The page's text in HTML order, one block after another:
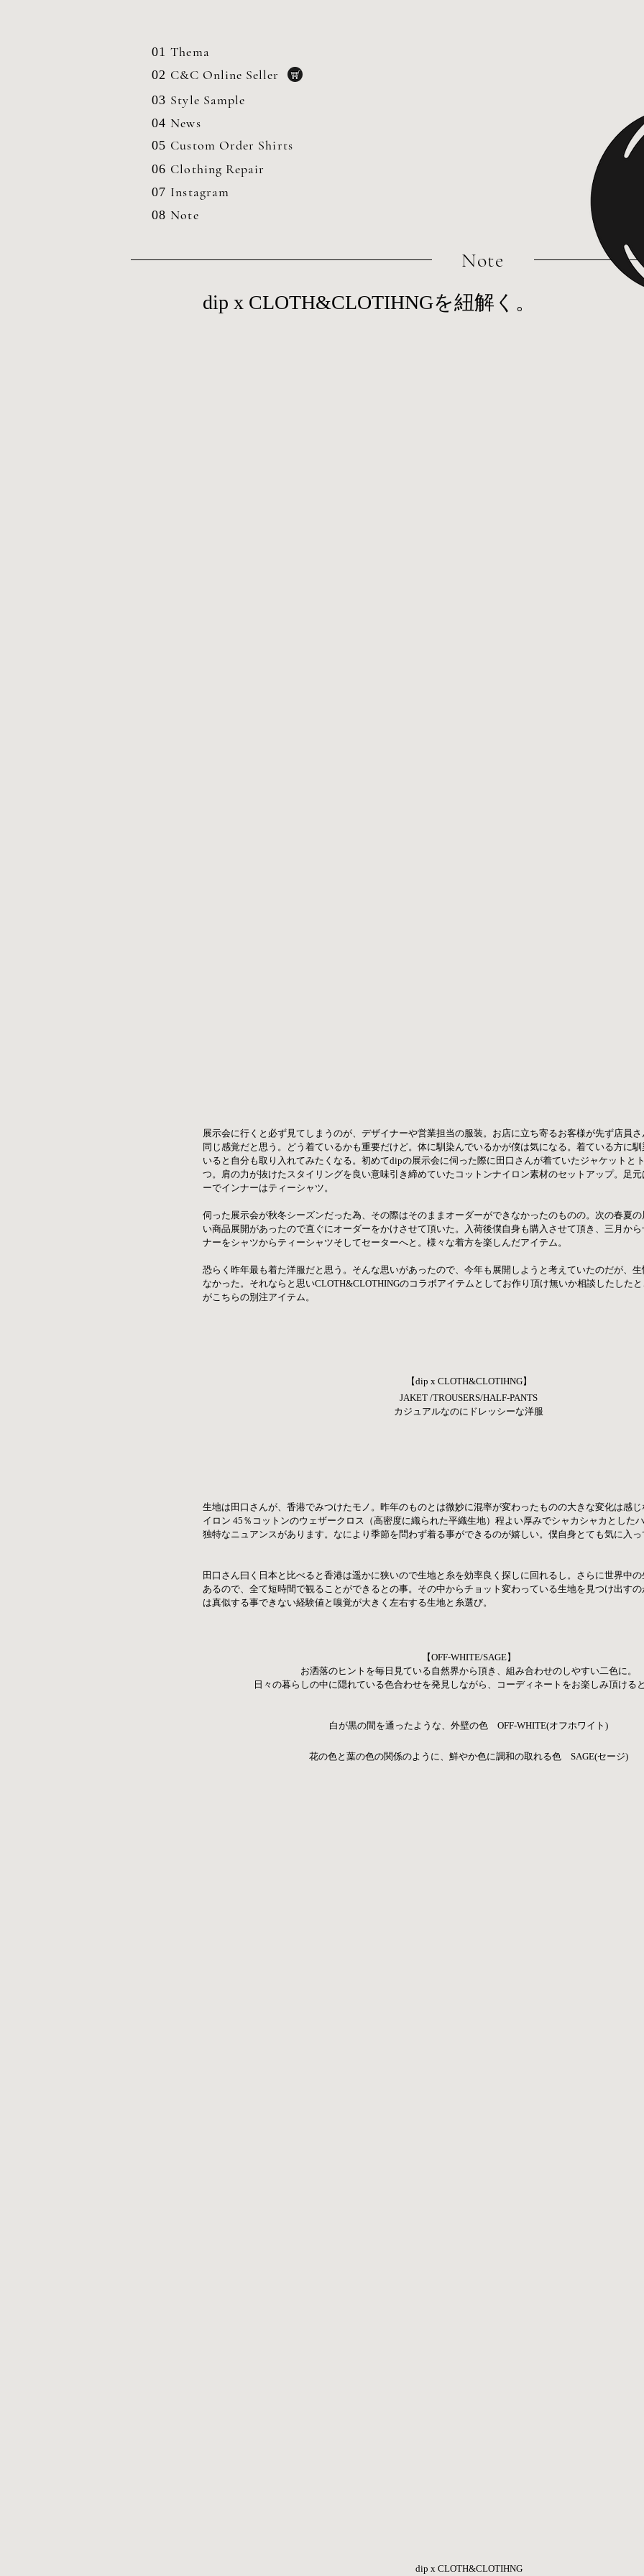
01 Thema
02 C&C Online Seller
03 Style Sample
04 News
05 Custom Order Shirts
06 Clothing Repair
07 Instagram
08 Note
​Note
dip x CLOTH&CLOTIHNGを紐解く。
展示会に行くと必ず見てしまうのが、デザイナーや営業担当の服装。お店に立ち寄るお客様が先ず店員さ
同じ感覚だと思う。どう着ているかも重要だけど。体に馴染んでいるかが僕は気になる。着ている方に
いると自分も取り入れてみたくなる。初めてdipの展示会に伺った際に田口さんが着ていたジャケットと
つ。肩の力が抜けたスタイリングを良い意味引き締めていたコットンナイロン素材のセットアップ。足
ーでインナーはティーシャツ。
伺った展示会が秋冬シーズンだった為、その際はそのままオーダーができなかったのものの。次の春夏
い商品展開があったので直ぐにオーダーをかけさせて頂いた。入荷後僕自身も購入させて頂き、三月か
ナーをシャツからティーシャツそしてセーターへと。様々な着方を楽しんだアイテム。
恐らく昨年最も着た洋服だと思う。そんな思いがあったので、今年も展開しようと考えていたのだが、
なかった。それならと思いCLOTH&CLOTHINGのコラボアイテムとしてお作り頂け無いか相談したした
がこちらの別注アイテム。
【dip x CLOTH&CLOTIHNG】
JAKET /TROUSERS/HALF-PANTS
カジュアルなのにドレッシーな洋服
生地は田口さんが、香港でみつけたモノ。昨年のものとは微妙に混率が変わったものの大きな変化は感
イロン 45％コットンのウェザークロス（高密度に織られた平織生地）程よい厚みでシャカシャカとした
独特なニュアンスがあります。なにより季節を問わず着る事ができるのが嬉しい。僕自身とても気に入っ
田口さん曰く日本と比べると香港は遥かに狭いので生地と糸を効率良く探しに回れるし。さらに世界中
あるので、全て短時間で観ることができるとの事。その中からチョット変わっている生地を見つけ出す
は真似する事できない経験値と嗅覚が大きく左右する生地と糸選び。
【OFF-WHITE/SAGE】
お洒落のヒントを毎日見ている自然界から頂き、組み合わせのしやすい二色に。
日々の暮らしの中に隠れている色合わせを発見しながら、コーディネートをお楽しみ頂けると
白が黒の間を通ったような、外壁の色　OFF-WHITE(オフホワイト)
花の色と葉の色の関係のように、鮮やか色に調和の取れる色　SAGE(セージ)
dip x CLOTH&CLOTIHNG